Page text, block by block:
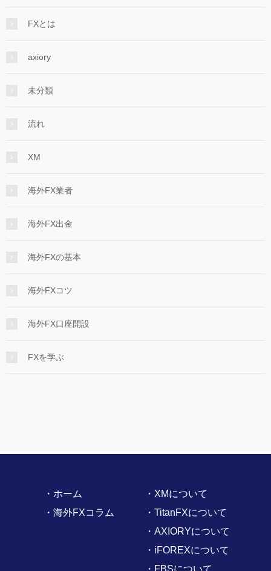
FXとは
axiory
未分類
流れ
XM
海外FX業者
海外FX出金
海外FXの基本
海外FXコツ
海外FX口座開設
FXを学ぶ
・ホーム
・海外FXコラム
・XMについて
・TitanFXについて
・AXIORYについて
・iFOREXについて